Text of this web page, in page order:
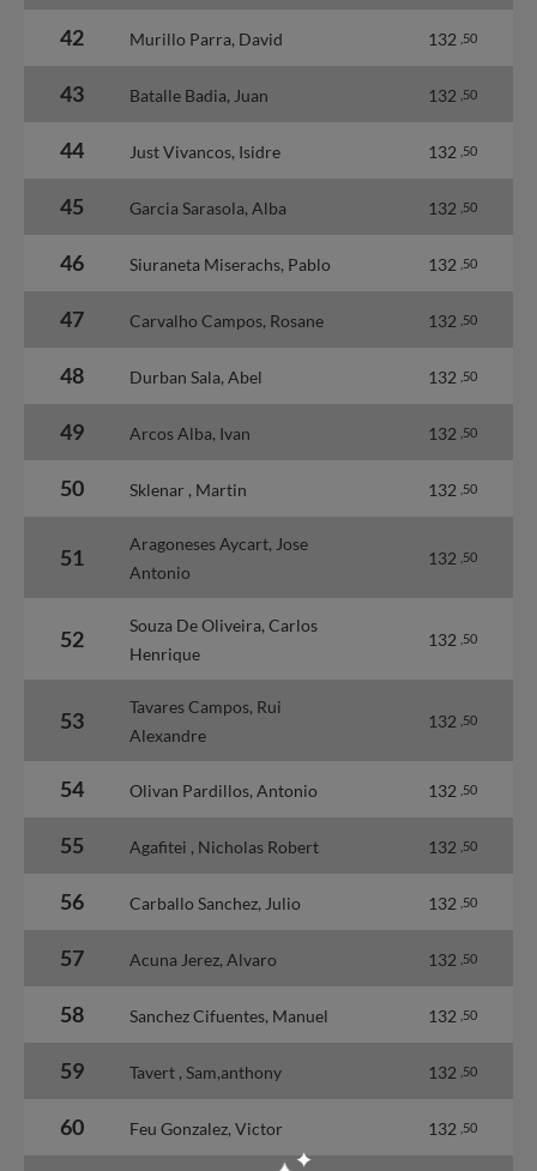
42 Murillo Parra, David 132 ,50
43 Batalle Badia, Juan 132 ,50
44 Just Vivancos, Isidre 132 ,50
45 Garcia Sarasola, Alba 132 ,50
46 Siuraneta Miserachs, Pablo 132 ,50
47 Carvalho Campos, Rosane 132 ,50
48 Durban Sala, Abel 132 ,50
49 Arcos Alba, Ivan 132 ,50
50 Sklenar , Martin 132 ,50
51
Aragoneses Aycart, Jose
Antonio
132 ,50
52
Souza De Oliveira, Carlos
Henrique
132 ,50
53
Tavares Campos, Rui
Alexandre
132 ,50
54 Olivan Pardillos, Antonio 132 ,50
55 Agafitei , Nicholas Robert 132 ,50
56 Carballo Sanchez, Julio 132 ,50
57 Acuna Jerez, Alvaro 132 ,50
58 Sanchez Cifuentes, Manuel 132 ,50
59 Tavert , Sam,anthony 132 ,50
60 Feu Gonzalez, Victor 132 ,50